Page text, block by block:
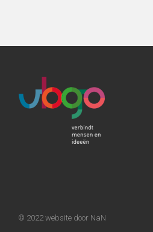
© 2022 website door NaN